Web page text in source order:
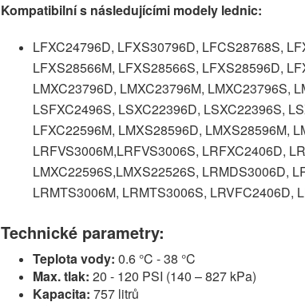
Kompatibilní s následujícími modely lednic:
LFXC24796D, LFXS30796D, LFCS28768S,
LFXS28566M, LFXS28566S, LFXS28596D,
LMXC23796D, LMXC23796M, LMXC23796S,
LSFXC2496S, LSXC22396D, LSXC22396S,
LFXC22596M, LMXS28596D, LMXS28596M,
LRFVS3006M,LRFVS3006S, LRFXC2406D,
LMXC22596S,LMXS22526S, LRMDS3006D,
LRMTS3006M, LRMTS3006S, LRVFC2406D,
Technické parametry:
Teplota vody: 0.6 °C - 38 °C
Max. tlak: 20 - 120 PSI (140 – 827 kPa)
Kapacita: 757 litrů